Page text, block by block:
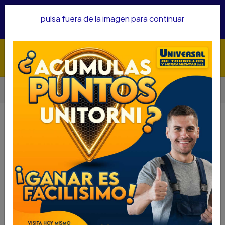
confianza&nbsp;Recibe un KIT PARRILLERO por compras
Inicio Seguridad
Cerraduras
CERRADURA YALE CAPRI MANIJA ALCOBA US15 0009053
CERRADURA YALE CAPRI MANIJA
ALCOBA US15 0009053
CERRADURA YALE CAPRI MANIJA ALCOBA US15
0009053
SKU...43380180
DESCRIPCIÓN...
Características
pulsa fuera de la imagen para continuar